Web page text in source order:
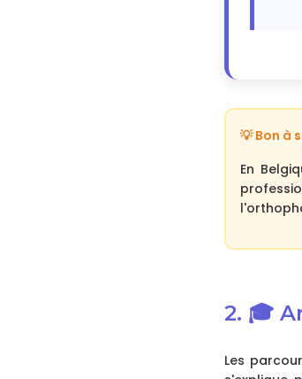
💡 Bon à
En
2. 🎓
Les